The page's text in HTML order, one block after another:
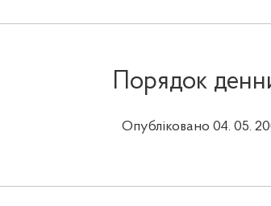
Порядок
Опубліковано 04. 05.